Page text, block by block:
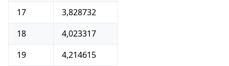
17
3,828732
18
4,023317
19
4,214615